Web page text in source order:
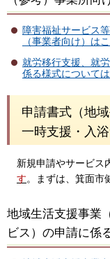
障害福祉サービス
（事業者向け）は
就労移行支援、就
係る様式について
申請書式（地
一時支援・入浴
新規申請やサービス
す。まずは、箕面市
地域生活支援事業
ビス）の申請に係